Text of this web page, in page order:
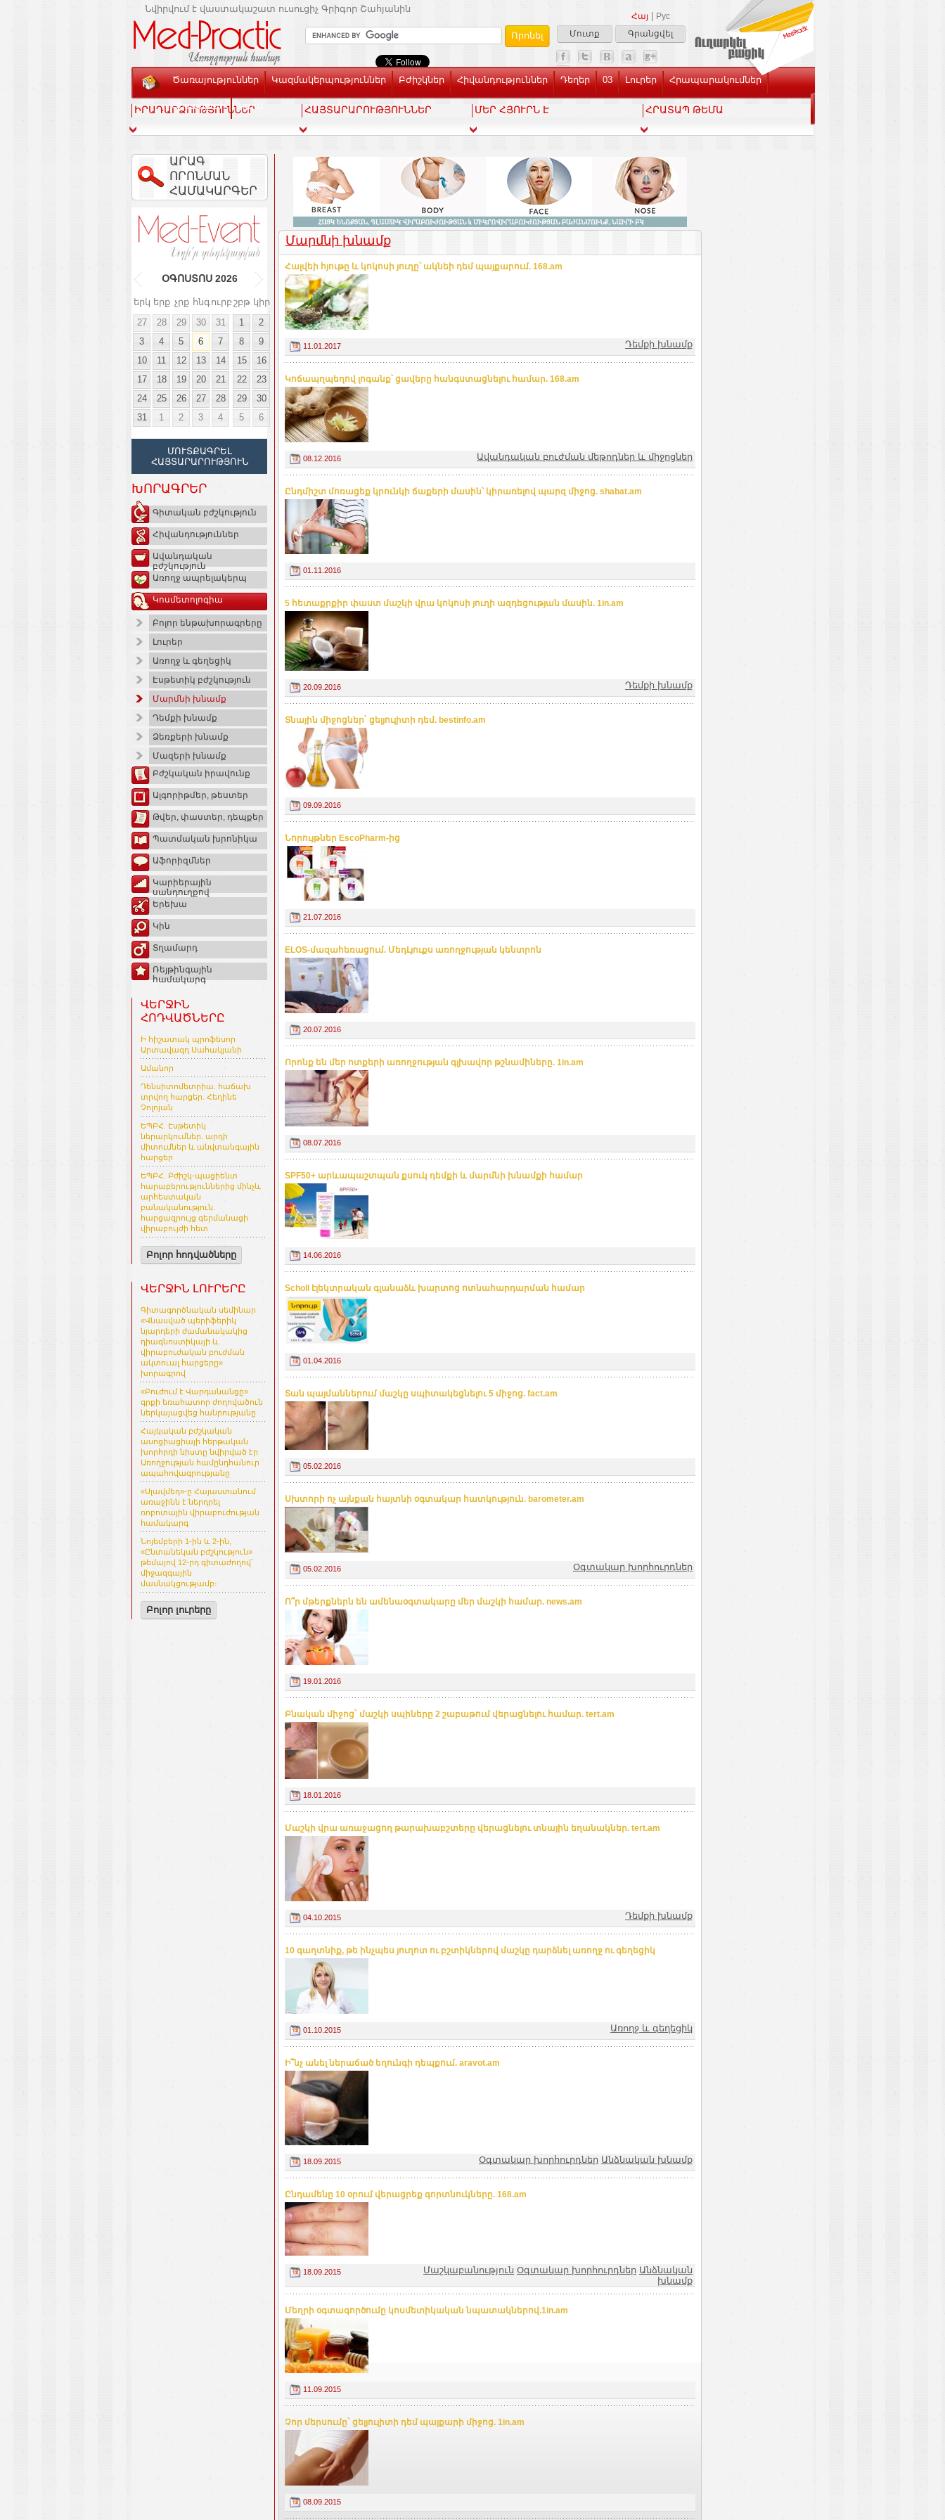
Հայ
Рус
Մուտք
Գրանցվել
Նվիրվում է վաստակաշատ ուսուցիչ Գրիգոր Շահյանին
Ծառայություններ Կազմակերպություններ Բժիշկներ Հիվանդություններ Դեղեր 03 Լուրեր Հրապարակումներ
Տեսասրահ Կապ
ԻՐԱԴԱՐՁՈՒԹՅՈՒՆՆԵՐ ՀԱՅՏԱՐԱՐՈՒԹՅՈՒՆՆԵՐ ՄԵՐ ՀՅՈՒՐՆ Է ՀՐԱՏԱՊ ԹԵՄԱ
ԱՐԱԳ
ՈՐՈՆՄԱՆ
ՀԱՄԱԿԱՐԳԵՐ
ՕԳՈՍՏՈՍ 2026
երկ երք չրք հնգուրբ շբթ կիր
27
28 29 30 31 1
2
3
4 5 6 7 8
9
10
11 12 13 14 15
16
17
18 19 20 21 22
23
24
25 26 27 28 29
30
31
1 2 3 4 5 6
ՄՈՒՏՔԱԳՐԵԼ
ՀԱՅՏԱՐԱՐՈՒԹՅՈՒՆ
ԽՈՐԱԳՐԵՐ
Գիտական բժշկություն
Հիվանդություններ
Ավանդական
բժշկություն
Առողջ ապրելակերպ
Կոսմետոլոգիա
Բոլոր ենթախորագրերը
Լուրեր
Առողջ և գեղեցիկ
Էսթետիկ բժշկություն
Մարմնի խնամք
Դեմքի խնամք
Ձեռքերի խնամք
Մազերի խնամք
Բժշկական իրավունք
Ալգորիթմեր, թեստեր
Թվեր, փաստեր, դեպքեր
Պատմական խրոնիկա
Աֆորիզմներ
Կարիերային
սանդուղքով
Երեխա
Կին
Տղամարդ
Ռեյթինգային
համակարգ
ՎԵՐՋԻՆ
ՀՈԴՎԱԾՆԵՐԸ
Ի հիշատակ պրոֆեսոր
Արտավազդ Սահակյանի
Ամանոր
Դենսիտոմետրիա. հաճախ
տրվող հարցեր. Հեղինե
Չոլոյան
ԵՊԲՀ. Էսթետիկ
ներարկումներ. արդի
միտումներ և անվտանգային
հարցեր
ԵՊԲՀ. Բժիշկ-պացիենտ
հարաբերություններից մինչև
արհեստական
բանականություն.
հարցազրույց գերմանացի
վիրաբույժի հետ
Բոլոր հոդվածները
ՎԵՐՋԻՆ ԼՈՒՐԵՐԸ
Գիտագործնական սեմինար
«Վնասված պերիֆերիկ
նյարդերի ժամանակակից
դիագնոստիկայի և
վիրաբուժական բուժման
ակտուալ հարցերը»
խորագրով
«Բուժում է Վարդանանցը»
գրքի եռահատոր ժողովածուն
ներկայացվեց հանրությանը
Հայկական բժշկական
ասոցիացիայի հերթական
խորհրդի նիստը նվիրված էր
Առողջության համընդհանուր
ապահովագրությանը
«Սլավմեդ»-ը Հայաստանում
առաջինն է ներդրել
ռոբոտային վիրաբուժության
համակարգ
Նոյեմբերի 1-ին և 2-ին,
«Ընտանեկան բժշկություն»
թեմայով 12-րդ գիտաժողով՝
միջազգային
մասնակցությամբ։
Բոլոր լուրերը
Մարմնի խնամք
Հալվեի հյութը և կոկոսի յուղը՝ ակնեի դեմ պայքարում. 168.am
11.01.2017 Դեմքի խնամք
Կոճապղպեղով լոգանք՝ ցավերը հանգստացնելու համար. 168.am
08.12.2016 Ավանդական բուժման մեթոդներ և միջոցներ
Ընդմիշտ մոռացեք կրունկի ճաքերի մասին՝ կիրառելով պարզ միջոց. shabat.am
01.11.2016
5 հետաքրքիր փաստ մաշկի վրա կոկոսի յուղի ազդեցության մասին. 1in.am
20.09.2016 Դեմքի խնամք
Տնային միջոցներ` ցելյուլիտի դեմ. bestinfo.am
09.09.2016
Նորույթներ EscoPharm-ից
21.07.2016
ELOS-մազահեռացում. ՄեդԼյուքս առողջության կենտրոն
20.07.2016
Որոնք են մեր ոտքերի առողջության գլխավոր թշնամիները. 1in.am
08.07.2016
SPF50+ արևապաշտպան քսուկ դեմքի և մարմնի խնամքի համար
14.06.2016
Scholl էլեկտրական գլանաձև խարտոց ոտնահարդարման համար
01.04.2016
Տան պայմաններում մաշկը սպիտակեցնելու 5 միջոց. fact.am
05.02.2016
Սխտորի ոչ այնքան հայտնի օգտակար հատկություն. barometer.am
05.02.2016 Օգտակար խորհուրդներ
Ո՞ր մթերքներն են ամենաօգտակարը մեր մաշկի համար. news.am
19.01.2016
Բնական միջոց` մաշկի սպիները 2 շաբաթում վերացնելու համար. tert.am
18.01.2016
Մաշկի վրա առաջացող թարախաբշտերը վերացնելու տնային եղանակներ. tert.am
04.10.2015 Դեմքի խնամք
10 գաղտնիք, թե ինչպես յուղոտ ու բշտիկներով մաշկը դարձնել առողջ ու գեղեցիկ
01.10.2015 Առողջ և գեղեցիկ
Ի՞նչ անել ներաճած եղունգի դեպքում. aravot.am
18.09.2015 Օգտակար խորհուրդներ Անձնական խնամք
Ընդամենը 10 օրում վերացրեք գորտնուկները. 168.am
18.09.2015 Մաշկաբանություն Օգտակար խորհուրդներ Անձնական
խնամք
Մեղրի օգտագործումը կոսմետիկական նպատակներով.1in.am
11.09.2015
Չոր մերսումը` ցելյուլիտի դեմ պայքարի միջոց. 1in.am
08.09.2015